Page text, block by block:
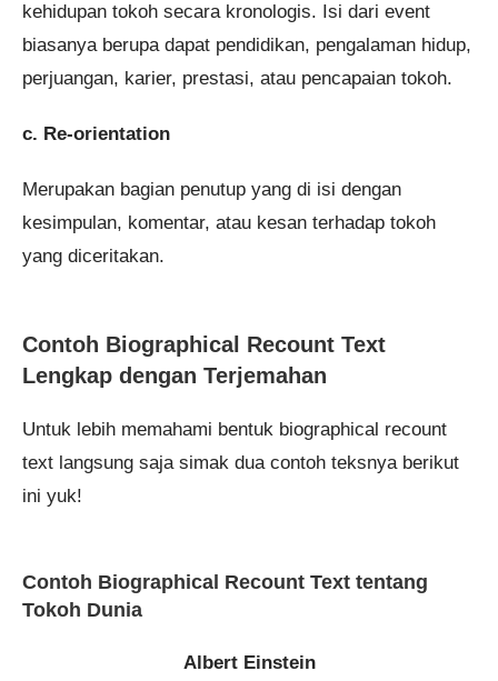
kehidupan tokoh secara kronologis. Isi dari event
biasanya berupa dapat pendidikan, pengalaman hidup,
perjuangan, karier, prestasi, atau pencapaian tokoh.
c. Re-orientation
Merupakan bagian penutup yang di isi dengan
kesimpulan, komentar, atau kesan terhadap tokoh
yang diceritakan.
Contoh Biographical Recount Text
Lengkap dengan Terjemahan
Untuk lebih memahami bentuk biographical recount
text langsung saja simak dua contoh teksnya berikut
ini yuk!
Contoh Biographical Recount Text tentang
Tokoh Dunia
Albert Einstein